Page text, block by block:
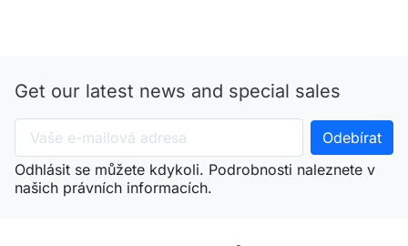
Get our latest news and special sales
Odhlásit se můžete kdykoli. Podrobnosti naleznete v
našich právních informacích.